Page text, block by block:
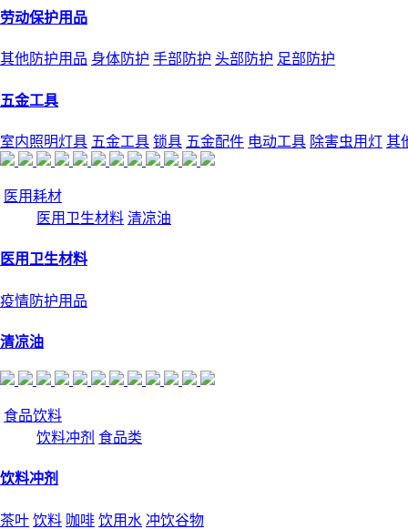
劳动保护用品
其他防护用品 身体防护 手部防护 头部防护 足部防护
五金工具
室内照明灯具 五金工具 锁具 五金配件 电动工具 除害虫用灯 其
医用耗材
医用卫生材料 清凉油
医用卫生材料
疫情防护用品
清凉油
食品饮料
饮料冲剂 食品类
饮料冲剂
茶叶 饮料 咖啡 饮用水 冲饮谷物